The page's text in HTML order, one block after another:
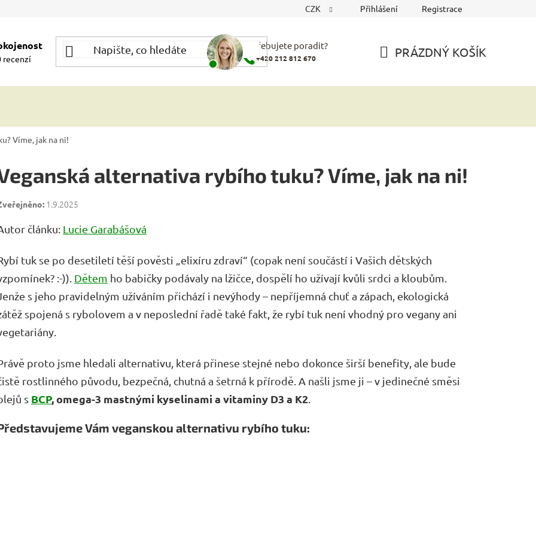
CZK Přihlášení Registrace
recenzí
Potřebujete poradit?
+420 212 812 670 PRÁZDNÝ KOŠÍK
Víme, jak na ni!
alternativa rybího tuku? Víme, jak na ni!
1.9.2025
článku: Lucie Garabášová
tuk se po desetiletí těší pověsti „elixíru zdraví“ (copak není součástí i Vašich dětských
:-)). Dětem ho babičky podávaly na lžičce, dospělí ho užívají kvůli srdci a kloubům.
Jenže s jeho pravidelným užíváním přichází i nevýhody – nepříjemná chuť a zápach, ekologická
spojená s rybolovem a v neposlední řadě také fakt, že rybí tuk není vhodný pro vegany ani
proto jsme hledali alternativu, která přinese stejné nebo dokonce širší benefity, ale bude
rostlinného původu, bezpečná, chutná a šetrná k přírodě. A našli jsme ji – v jedinečné směsi
s BCP, omega-3 mastnými kyselinami a vitaminy D3 a K2
Vám veganskou alternativu rybího tuku: